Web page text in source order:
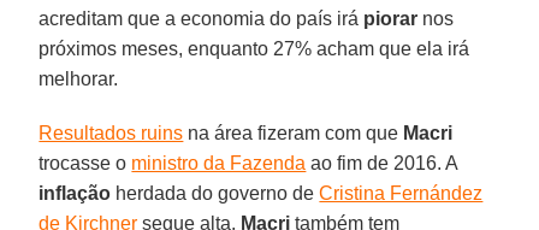
acreditam que a economia do país irá piorar nos
próximos meses, enquanto 27% acham que ela irá
melhorar.
Resultados ruins na área fizeram com que Macri
trocasse o ministro da Fazenda ao fim de 2016. A
inflação herdada do governo deCristina Fernández
de Kirchner segue alta. Macri também tem